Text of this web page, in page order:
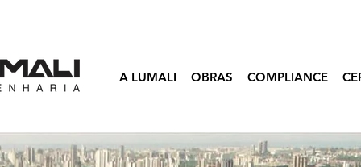
A LUMALI OBRAS COMPLIANCE